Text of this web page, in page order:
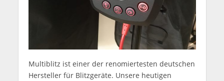
Multiblitz ist einer der renomiertesten deutschen
Hersteller für Blitzgeräte. Unsere heutigen